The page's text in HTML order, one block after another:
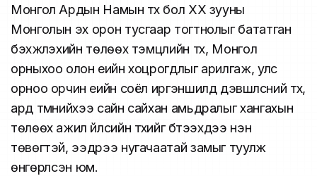
Монгол Ардын Намын түүх бол ХХ зууны
Монголын эх орон тусгаар тогтнолыг бататган
бэхжүүлэхийн төлөөх тэмцлийн түүх, Монгол
орныхоо олон үеийн хоцрогдлыг арилгаж, улс
орноо орчин үеийн соёл иргэншилд дэвшүүлсний түүх,
ард түмнийхээ сайн сайхан амьдралыг хангахын
төлөөх ажил үйлсийн түүхийг бүтээхдээ нэн
төвөгтэй, ээдрээ нугачаатай замыг туулж
өнгөрүүлсэн юм.